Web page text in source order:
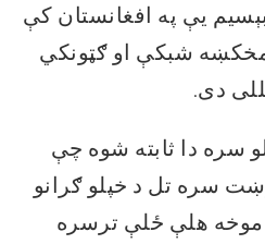
یې په افغانستان کې
شبکې او ګټونکي
دی.
سره دا ثابته شوه چې
سره تل د خپلو ګرانو
موخه هلې ځلې ترسره